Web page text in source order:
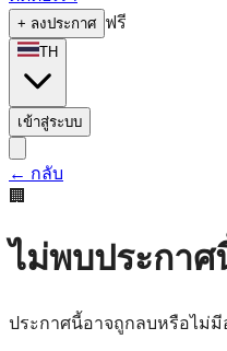
+ ลงประกาศ ฟรี
TH
เข้าสู่ระบบ
← กลับ
🏢
ไม่พบประกาศ
ประกาศนี้อาจถูกลบหรือไม่มี